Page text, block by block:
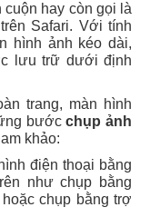
điện thoại bằng
như chụp bằng
chụp bằng trợ
thành công, bạn
nhỏ ở góc bên trái,
nội dung tùy thuộc
trữ. Ngoài ra bạn
ảnh hoặc sao